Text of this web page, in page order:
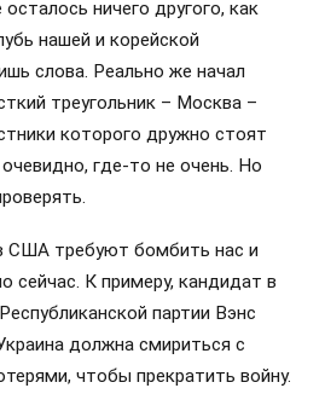
ничего другого, как
нашей и корейской
слова. Реально же начал
треугольник – Москва –
которого дружно стоят
где-то не очень. Но
США требуют бомбить нас и
сейчас. К примеру, кандидат в
партии Вэнс
должна смириться с
чтобы прекратить войну.